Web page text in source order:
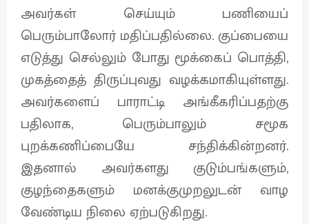
அவர்கள் செய்யும் பணியைப்
பெரும்பாலோர் மதிப்பதில்லை. குப்பையை
எடுத்து செல்லும் போது மூக்கைப் பொத்தி,
முகத்தைத் திருப்புவது வழக்கமாகியுள்ளது.
அவர்களைப் பாராட்டி அங்கீகரிப்பதற்கு
பதிலாக, பெரும்பாலும் சமூக
புறக்கணிப்பையே சந்திக்கின்றனர்.
இதனால் அவர்களது குடும்பங்களும்,
குழந்தைகளும் மனக்குமுறலுடன் வாழ
வேண்டிய நிலை ஏற்படுகிறது.